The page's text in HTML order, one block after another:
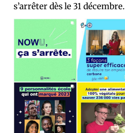
s’arrêter dès le 31 décembre.